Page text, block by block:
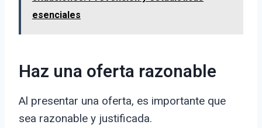
esenciales
Haz una oferta razonable
Al presentar una oferta, es importante que
sea razonable y justificada.